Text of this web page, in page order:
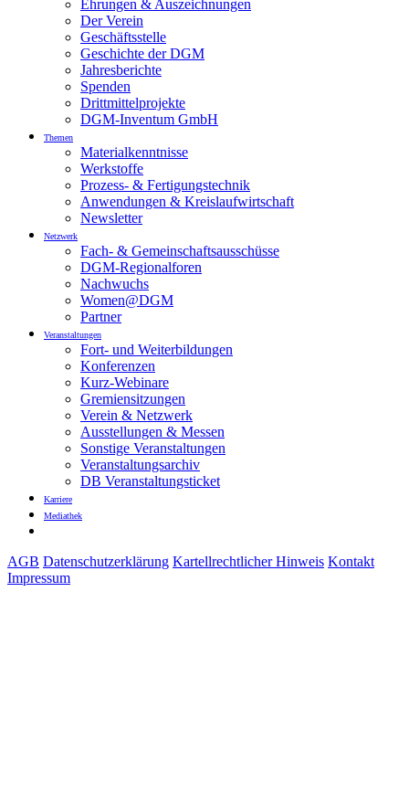
Ehrungen & Auszeichnungen
Der Verein
Geschäftsstelle
Geschichte der DGM
Jahresberichte
Spenden
Drittmittelprojekte
DGM-Inventum GmbH
Themen
Materialkenntnisse
Werkstoffe
Prozess- & Fertigungstechnik
Anwendungen & Kreislaufwirtschaft
Newsletter
Netzwerk
Fach- & Gemeinschaftsausschüsse
DGM-Regionalforen
Nachwuchs
Women@DGM
Partner
Veranstaltungen
Fort- und Weiterbildungen
Konferenzen
Kurz-Webinare
Gremiensitzungen
Verein & Netzwerk
Ausstellungen & Messen
Sonstige Veranstaltungen
Veranstaltungsarchiv
DB Veranstaltungsticket
Karriere
Mediathek
AGB Datenschutzerklärung Kartellrechtlicher Hinweis Kontakt
Impressum